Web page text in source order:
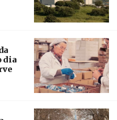
dia